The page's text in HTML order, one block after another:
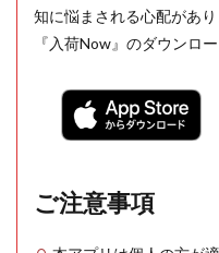
知に悩まされる心配があり
『入荷Now』のダウンロ
ご注意事項